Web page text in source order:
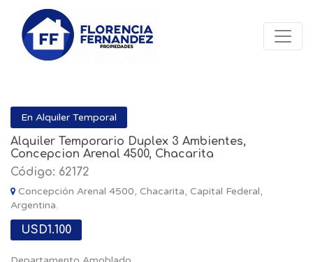
En Alquiler Temporal
Alquiler Temporario Duplex 3 Ambientes,
Concepcion Arenal 4500, Chacarita
Código: 62172
Concepción Arenal 4500, Chacarita, Capital Federal,
Argentina.
USD1.100